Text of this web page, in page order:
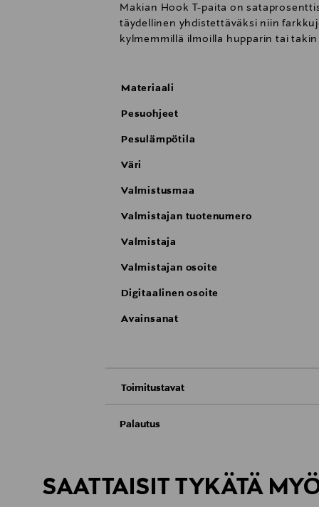
Makian Hook T-paita on
täydellinen yhdistettäväksi niin
kylmemmillä ilmoilla hupparin tai takin
Materiaali
Pesuohjeet
Pesulämpötila
Väri
Valmistusmaa
Valmistajan tuotenumero
Valmistaja
Valmistajan osoite
Digitaalinen osoite
Avainsanat
Toimitustavat
Kotiinkuljetus
Palautus
LUE TARKEMMAT PALAUTUSOHJEET
SAATTAISIT TYKÄTÄ